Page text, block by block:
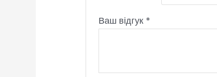
Ваш відгук *